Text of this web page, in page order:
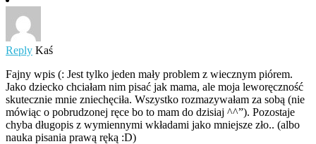
Reply Kaś
Fajny wpis (: Jest tylko jeden mały problem z wiecznym piórem.
Jako dziecko chciałam nim pisać jak mama, ale moja leworęczność
skutecznie mnie zniechęciła. Wszystko rozmazywałam za sobą (nie
mówiąc o pobrudzonej ręce bo to mam do dzisiaj ^^”). Pozostaje
chyba długopis z wymiennymi wkładami jako mniejsze zło.. (albo
nauka pisania prawą ręką :D)